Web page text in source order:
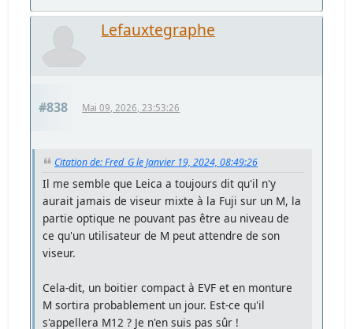
Lefauxtegraphe
#838 Mai 09, 2026, 23:53:26
Citation de: Fred_G le Janvier 19, 2024, 08:49:26
Il me semble que Leica a toujours dit qu'il n'y
aurait jamais de viseur mixte à la Fuji sur un M, la
partie optique ne pouvant pas être au niveau de
ce qu'un utilisateur de M peut attendre de son
viseur.
Cela-dit, un boitier compact à EVF et en monture
M sortira probablement un jour. Est-ce qu'il
s'appellera M12 ? Je n'en suis pas sûr !